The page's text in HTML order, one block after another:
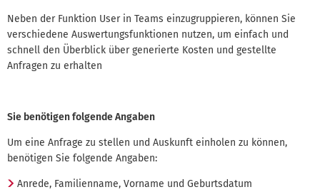
Neben der Funktion User in Teams einzugruppieren, können Sie
verschiedene Auswertungsfunktionen nutzen, um einfach und
schnell den Überblick über generierte Kosten und gestellte
Anfragen zu erhalten
Sie benötigen folgende Angaben
Um eine Anfrage zu stellen und Auskunft einholen zu können,
benötigen Sie folgende Angaben:
Anrede, Familienname, Vorname und Geburtsdatum